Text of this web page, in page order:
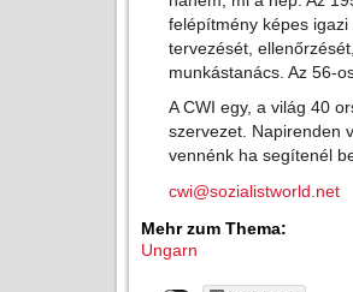
felépítmény képes
tervezését,
munkástanács. Az 56-
A CWI egy, a világ 40
szervezet. Napirenden
vennénk ha segítenél
cwi@sozialistworld.net
Mehr zum Thema:
Ungarn